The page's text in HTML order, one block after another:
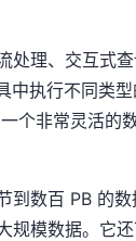
处理、交互式
中执行不同类
个非常灵活的
到数百 PB 的
规模数据。它